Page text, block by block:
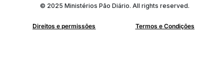
© 2025 Ministérios Pão Diário. All rights reserved.
Direitos e permissões Termos e Condições